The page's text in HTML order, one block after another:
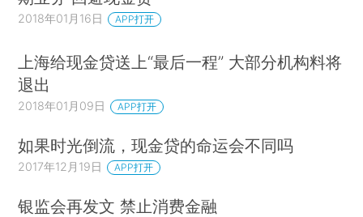
2018年01月16日 APP打开
上海给现金贷送上“最后一程” 大部分机构料将
退出
2018年01月09日 APP打开
如果时光倒流，现金贷的命运会不同吗
2017年12月19日 APP打开
银监会再发文 禁止消费金融